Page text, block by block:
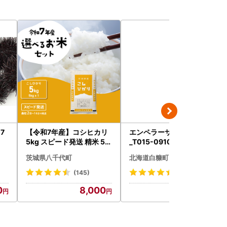
【令和7年産】コシヒカリ
5kg スピード発送 精米 5k
町
茨城県八千代町
(145)
8,000
エンペラーサーモン 900g
_T015-0910
北海道白糠町